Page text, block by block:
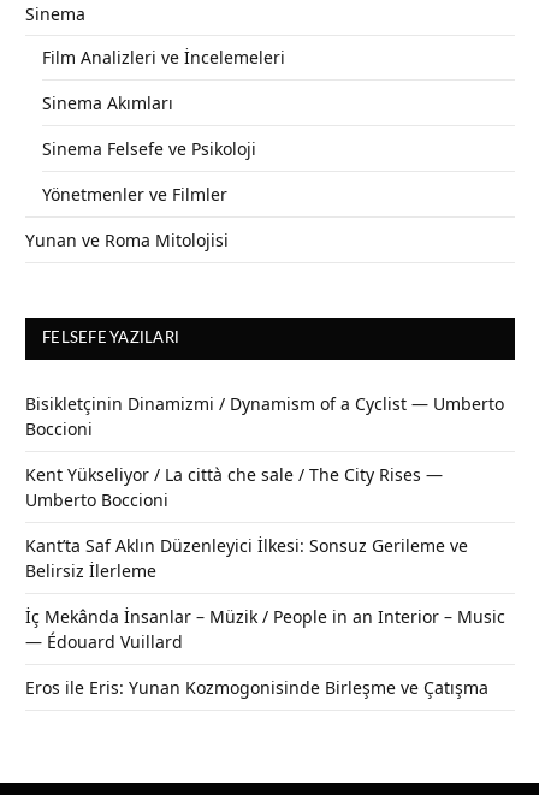
Sinema
Film Analizleri ve İncelemeleri
Sinema Akımları
Sinema Felsefe ve Psikoloji
Yönetmenler ve Filmler
Yunan ve Roma Mitolojisi
FELSEFE YAZILARI
Bisikletçinin Dinamizmi / Dynamism of a Cyclist — Umberto
Boccioni
Kent Yükseliyor / La città che sale / The City Rises —
Umberto Boccioni
Kant’ta Saf Aklın Düzenleyici İlkesi: Sonsuz Gerileme ve
Belirsiz İlerleme
İç Mekânda İnsanlar – Müzik / People in an Interior – Music
— Édouard Vuillard
Eros ile Eris: Yunan Kozmogonisinde Birleşme ve Çatışma